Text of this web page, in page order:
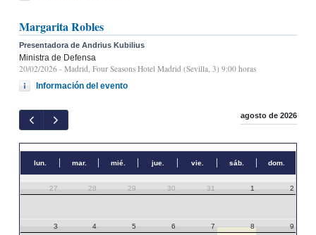
Margarita Robles
Presentadora de Andrius Kubilius
Ministra de Defensa
20/02/2026 - Madrid, Four Seasons Hotel Madrid (Sevilla, 3) 9:00 horas
Información del evento
agosto de 2026
lun. mar. mié. jue. vie. sáb. dom.
27 28 29 30 31 1 2
3 4 5 6 7 8 9